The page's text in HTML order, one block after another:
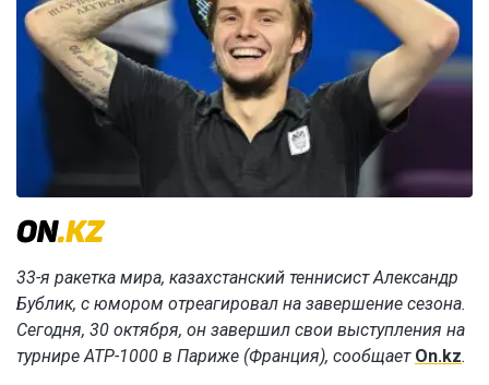
33-я ракетка мира, казахстанский теннисист Александр
Бублик, с юмором отреагировал на завершение сезона.
Сегодня, 30 октября, он завершил свои выступления на
турнире ATP-1000 в Париже (Франция), сообщает On.kz.